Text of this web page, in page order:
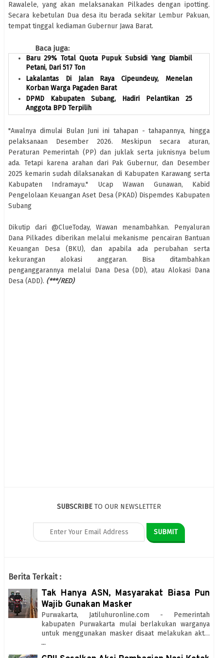
Rawalele, yang akan melaksanakan Pilkades dengan ipotting.
Secara kebetulan Dua desa itu berada sekitar Lembur Pakuan,
tempat tinggal kediaman Gubernur Jawa Barat.
Baca juga:
Baru 29% Total Quota Pupuk Subsidi Yang Diambil
Petani, Dari 517 Ton
Lakalantas Di Jalan Raya Cipeundeuy, Menelan
Korban Warga Pagaden Barat
DPMD Kabupaten Subang, Hadiri Pelantikan 25
Anggota BPD Terpilih
"Awalnya dimulai Bulan Juni ini tahapan - tahapannya, hingga
pelaksanaan Desember 2026. Meskipun secara aturan,
Peraturan Pemerintah (PP) dan juklak serta juknisnya belum
ada. Tetapi karena arahan dari Pak Gubernur, dan Desember
2025 kemarin sudah dilaksanakan di Kabupaten Karawang serta
Kabupaten Indramayu." Ucap Wawan Gunawan, Kabid
Pengelolaan Keuangan Aset Desa (PKAD) Dispemdes Kabupaten
Subang
Dikutip dari @ClueToday, Wawan menambahkan. Penyaluran
Dana Pilkades diberikan melalui mekanisme pencairan Bantuan
Keuangan Desa (BKU), dan apabila ada perubahan serta
kekurangan alokasi anggaran. Bisa ditambahkan
penganggarannya melalui Dana Desa (DD), atau Alokasi Dana
Desa (ADD). (***/RED)
SUBSCRIBE TO OUR NEWSLETTER
Berita Terkait :
Tak Hanya ASN, Masyarakat Biasa Pun
Wajib Gunakan Masker
Purwakarta, Jatiluhuronline.com - Pemerintah
kabupaten Purwakarta mulai berlakukan warganya
untuk menggunakan masker disaat melakukan akt…
...